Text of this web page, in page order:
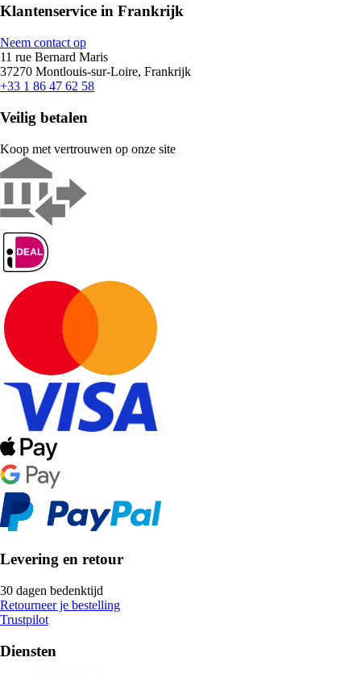
Klantenservice in Frankrijk
Neem contact op
11 rue Bernard Maris
37270 Montlouis-sur-Loire, Frankrijk
+33 1 86 47 62 58
Veilig betalen
Koop met vertrouwen op onze site
Levering en retour
30 dagen bedenktijd
Retourneer je bestelling
Trustpilot
Diensten